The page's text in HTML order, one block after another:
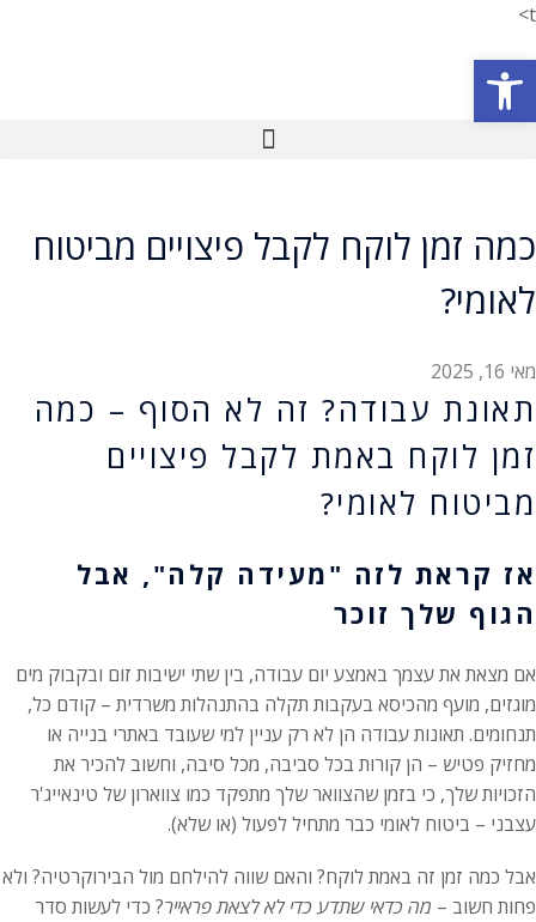
t>
כמה זמן לוקח לקבל פיצויים מביטוח
לאומי?
מאי 16, 2025
תאונת עבודה? זה לא הסוף – כמה
זמן לוקח באמת לקבל פיצויים
מביטוח לאומי?
אז קראת לזה "מעידה קלה", אבל
הגוף שלך זוכר
אם מצאת את עצמך באמצע יום עבודה, בין שתי ישיבות זום ובקבוק מים
מוגזים, מועף מהכיסא בעקבות תקלה בהתנהלות משרדית – קודם כל,
תנחומים. תאונות עבודה הן לא רק עניין למי שעובד באתרי בנייה או
מחזיק פטיש – הן קורות בכל סביבה, מכל סיבה, וחשוב להכיר את
הזכויות שלך, כי בזמן שהצוואר שלך מתפקד כמו צווארון של טינאייג'ר
עצבני – ביטוח לאומי כבר מתחיל לפעול (או שלא).
אבל כמה זמן זה באמת לוקח? והאם שווה להילחם מול הבירוקרטיה? ולא
פחות חשוב – מה כדאי שתדע כדי לא לצאת פראייר? כדי לעשות סדר
פתח סרגל נגישות